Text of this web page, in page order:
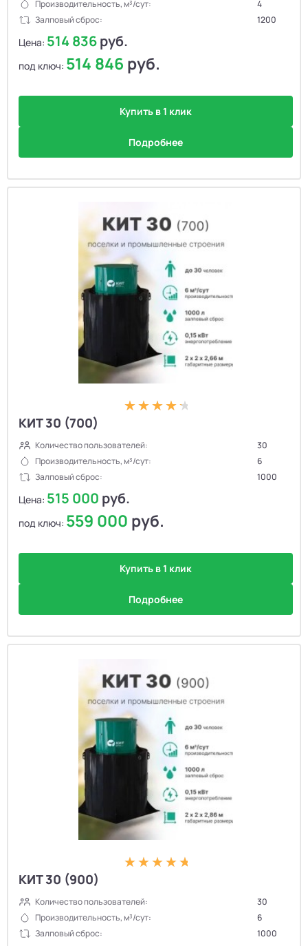
Производительность, м³/сут:
4
Залповый сброс:
1200
Цена: 514 836руб.
под ключ: 514 846 руб.
Купить в 1 клик
Подробнее
КИТ 30 (700)
Количество пользователей:
30
Производительность, м³/сут:
6
Залповый сброс:
1000
Цена: 515 000 руб.
под ключ: 559 000 руб.
Купить в 1 клик
Подробнее
КИТ 30 (900)
Количество пользователей:
30
Производительность, м³/сут:
6
Залповый сброс:
1000